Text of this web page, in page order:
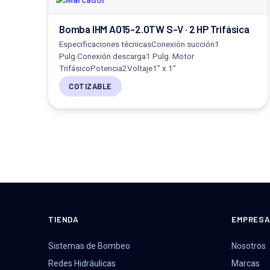
Bomba IHM A015-2.0TW S-V · 2 HP Trifásica
Especificaciones técnicasConexión succión1
Pulg.Conexión descarga1 Pulg. Motor
TrifásicoPotencia2Voltaje1" x 1"
COTIZABLE
TIENDA
Sistemas de Bombeo
Redes Hidráulicas
EMPRESA
Nosotros
Marcas